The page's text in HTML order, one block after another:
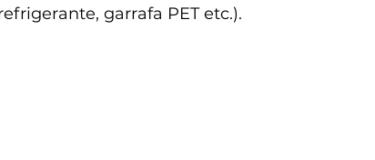
garrafa PET etc.).